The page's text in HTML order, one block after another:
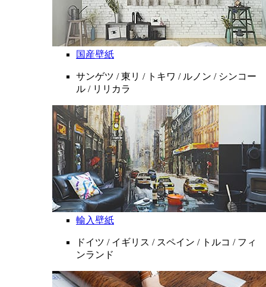
国産壁紙
サンゲツ / 東リ / トキワ / ルノン / シンコー
ル / リリカラ
輸入壁紙
ドイツ / イギリス / スペイン / トルコ / フィ
ンランド